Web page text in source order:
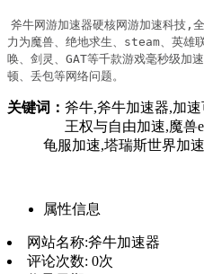
斧牛网游加速器硬核网游加速科技,
力为魔兽、绝地求生、steam、英雄
唤、剑灵、GAT等千款游戏毫秒级加
顿、丢包等网络问题。
关键词： 斧牛,斧牛加速器,加
王权与自由加速,魔兽
龟服加速,塔瑞斯世界加
属性信息
网站名称:斧牛加速器
评论次数: 0次